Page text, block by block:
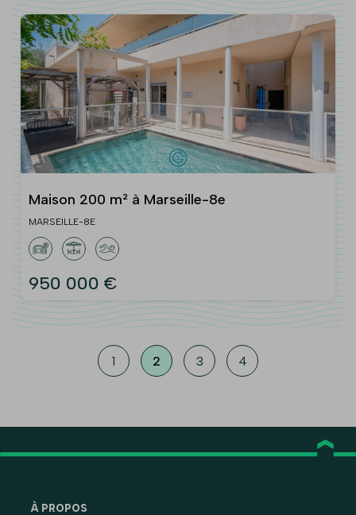
Maison 200 m² à Marseille-8e
MARSEILLE-8E
950 000 €
1 2 3 4
À PROPOS